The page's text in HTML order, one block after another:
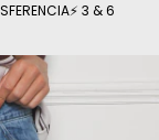
3 & 6